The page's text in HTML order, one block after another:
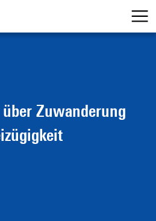
Zuwanderung